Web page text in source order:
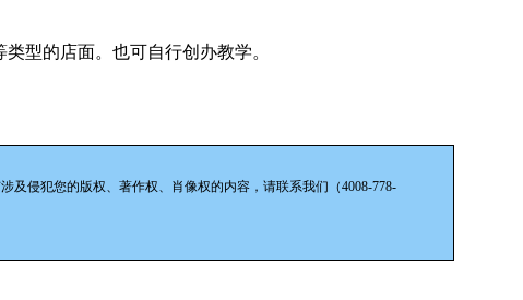
型的店面。也可自行创办教学。
侵犯您的版权、著作权、肖像权的内容，请联系我们（4008-778-